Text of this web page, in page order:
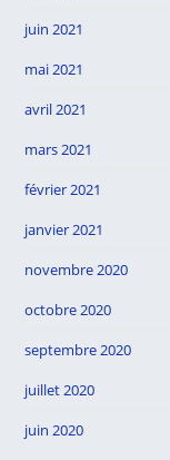
juin 2021
mai 2021
avril 2021
mars 2021
février 2021
janvier 2021
novembre 2020
octobre 2020
septembre 2020
juillet 2020
juin 2020